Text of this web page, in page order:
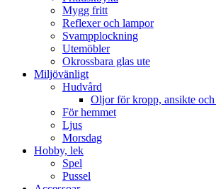
Mygg fritt
Reflexer och lampor
Svampplockning
Utemöbler
Okrossbara glas ute
Miljövänligt
Hudvård
Oljor för kropp, ansikte och
För hemmet
Ljus
Morsdag
Hobby, lek
Spel
Pussel